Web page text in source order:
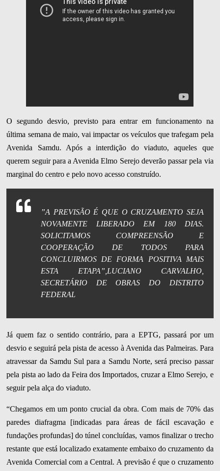
O segundo desvio, previsto para entrar em funcionamento na
última semana de maio, vai impactar os veículos que trafegam pela
Avenida Samdu. Após a interdição do viaduto, aqueles que
querem seguir para a Avenida Elmo Serejo deverão passar pela via
marginal do centro e pelo novo acesso construído.
”A PREVISÃO É QUE O CRUZAMENTO SEJA
NOVAMENTE LIBERADO EM 180 DIAS.
SOLICITAMOS COMPREENSÃO E
COOPERAÇÃO DE TODOS PARA
CONCLUIRMOS DE FORMA POSITIVA MAIS
ESTA ETAPA”,LUCIANO CARVALHO,
SECRETÁRIO DE OBRAS DO DISTRITO
FEDERAL
Já quem faz o sentido contrário, para a EPTG, passará por um
desvio e seguirá pela pista de acesso à Avenida das Palmeiras. Para
atravessar da Samdu Sul para a Samdu Norte, será preciso passar
pela pista ao lado da Feira dos Importados, cruzar a Elmo Serejo, e
seguir pela alça do viaduto.
“Chegamos em um ponto crucial da obra. Com mais de 70% das
paredes diafragma [indicadas para áreas de fácil escavação e
fundações profundas] do túnel concluídas, vamos finalizar o trecho
restante que está localizado exatamente embaixo do cruzamento da
Avenida Comercial com a Central. A previsão é que o cruzamento